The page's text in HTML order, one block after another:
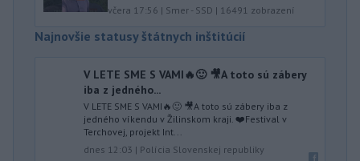
včera 17:56 | Smer - SSD | 16491 zobrazení
Najnovšie statusy štátnych inštitúcií
V LETE SME S VAMI🔥🙂 🎥A toto sú zábery
iba z jedného...
V LETE SME S VAMI🔥🙂 🎥A toto sú zábery iba z
jedného víkendu v Žilinskom kraji. ❤️Festival v
Terchovej, projekt Int...
dnes 12:03 | Polícia Slovenskej republiky